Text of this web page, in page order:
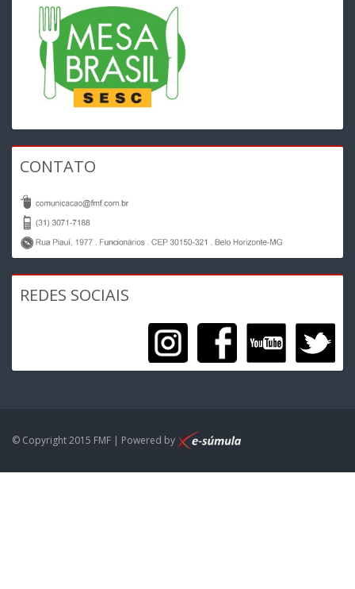
CONTATO
REDES SOCIAIS
© Copyright 2015 FMF | Powered by